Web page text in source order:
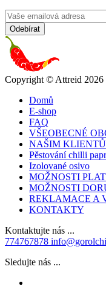
Copyright © Attreid 2026
Domů
E-shop
FAQ
VŠEOBECNÉ
NAŠIM
Pěstování chilli
Izolované osivo
MOŽNOSTI
MOŽNOSTI
REKLAMACE A
KONTAKTY
Kontaktujte nás ...
774767878
Sledujte nás ...